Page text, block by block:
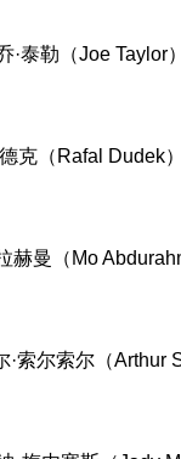
·泰勒（Joe Taylor
克（Rafal Dudek
赫曼（Mo
·索尔索尔（Arthur